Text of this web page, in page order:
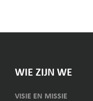
WIE ZIJN WE
VISIE EN MISSIE